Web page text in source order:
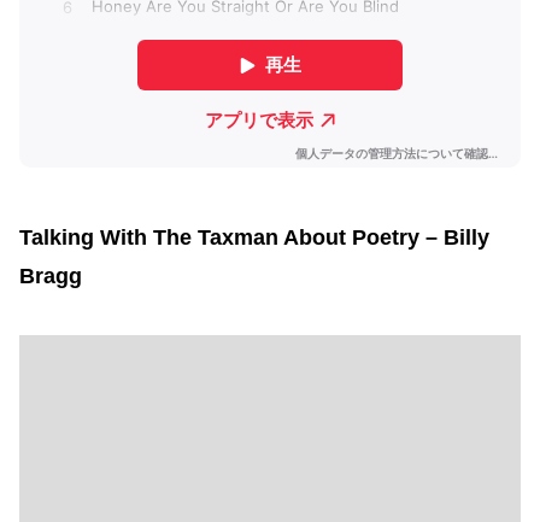
Talking With The Taxman About Poetry – Billy
Bragg